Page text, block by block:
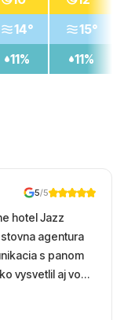
14°
11%
15°
11%
5/5
hotel Jazz
agentura
s panom
vysvetlil aj vo
Hotel
more,